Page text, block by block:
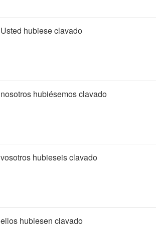
Usted hubiese clavado
nosotros hubiésemos clavado
vosotros hubieseis clavado
ellos hubiesen clavado